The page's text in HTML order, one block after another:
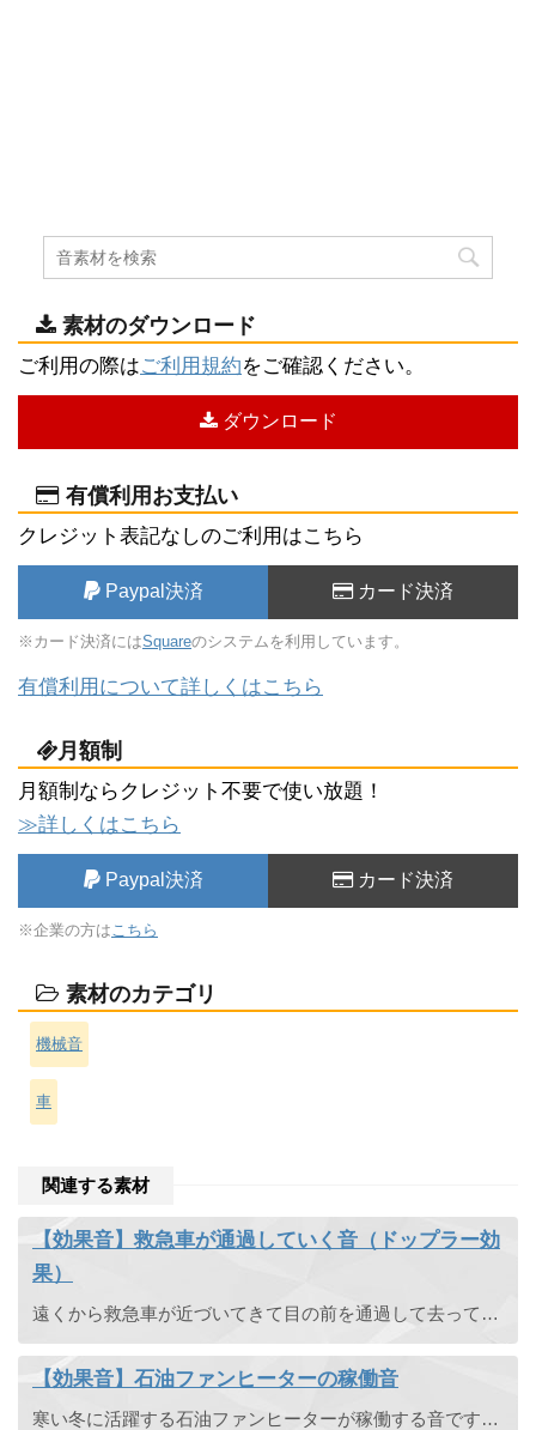
素材のダウンロード
ご利用の際はご利用規約をご確認ください。
ダウンロード
有償利用お支払い
クレジット表記なしのご利用はこちら
Paypal決済 カード決済
※カード決済にはSquareのシステムを利用しています。
有償利用について詳しくはこちら
月額制
月額制ならクレジット不要で使い放題！
≫詳しくはこちら
Paypal決済 カード決済
※企業の方は こちら
素材のカテゴリ
機械音
車
関連する素材
【効果音】救急車が通過していく音（ドップラー効
果）
遠くから救急車が近づいてきて目の前を通過して去っていく音です。ドップラー効果で音程が変化します。緊急車両・病院へ向かう。音程が変化しない救急車のサイレンもあります。
【効果音】石油ファンヒーターの稼働音
寒い冬に活躍する石油ファンヒーターが稼働する音です。ゴーッ。